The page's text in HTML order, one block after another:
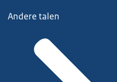
Andere talen